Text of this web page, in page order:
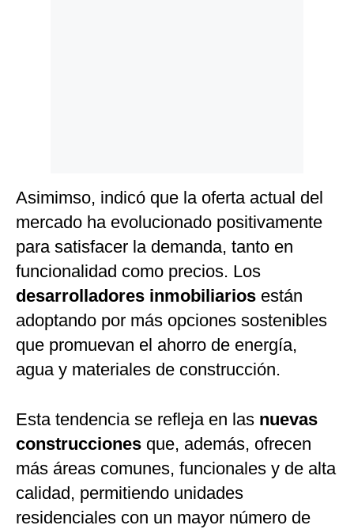
Asimimso, indicó que la oferta actual del
mercado ha evolucionado positivamente
para satisfacer la demanda, tanto en
funcionalidad como precios. Los
desarrolladores inmobiliarios están
adoptando por más opciones sostenibles
que promuevan el ahorro de energía,
agua y materiales de construcción.
Esta tendencia se refleja en las nuevas
construcciones que, además, ofrecen
más áreas comunes, funcionales y de alta
calidad, permitiendo unidades
residenciales con un mayor número de